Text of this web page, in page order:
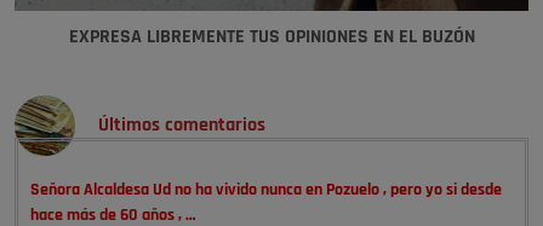
EXPRESA LIBREMENTE TUS OPINIONES EN EL BUZÓN
Últimos comentarios
Señora Alcaldesa Ud no ha vivido nunca en Pozuelo , pero yo si desde
hace más de 60 años , …